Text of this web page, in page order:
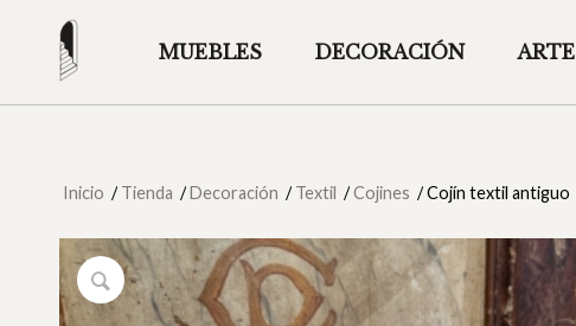
MUEBLES DECORACIÓN ARTE
Inicio / Tienda /Decoración / Textil /Cojines /Cojín textil antiguo